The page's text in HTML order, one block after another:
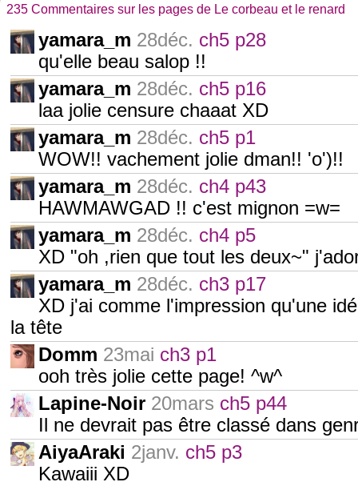
235 Commentaires sur les pages de Le corbeau et le renard
yamara_m 28déc. ch5 p28
qu'elle beau salop !!
yamara_m 28déc. ch5 p16
laa jolie censure chaaat XD
yamara_m 28déc. ch5 p1
WOW!! vachement jolie dman!! 'o')!!
yamara_m 28déc. ch4 p43
HAWMAWGAD !! c'est mignon =w=
yamara_m 28déc. ch4 p5
XD "oh ,rien que tout les deux~"
yamara_m 28déc. ch3 p17
XD j'ai comme l'impression qu'une
la tête
Domm 23mai ch3 p1
ooh très jolie cette page! ^w^
Lapine-Noir 20mars ch5 p44
Il ne devrait pas être classé dans
AiyaAraki 2janv. ch5 p3
Kawaiii XD